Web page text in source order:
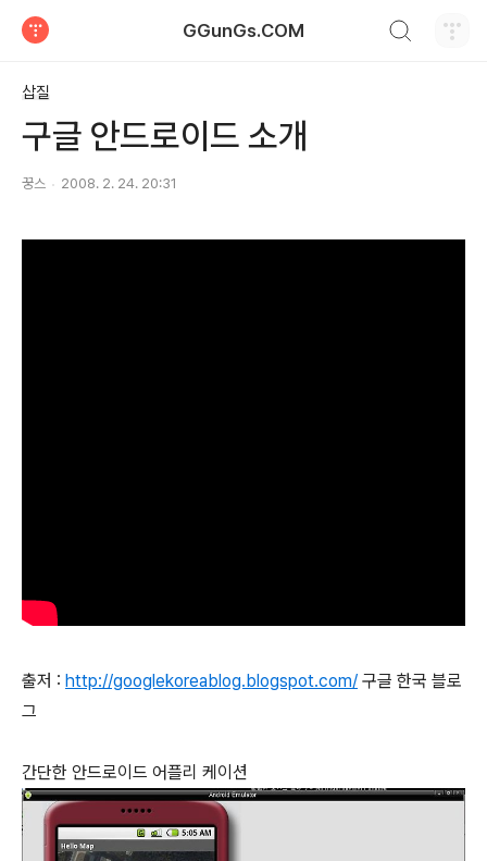
GGunGs.COM
삽질
구글 안드로이드 소개
꿍스 2008. 2. 24. 20:31
출저 : http://googlekoreablog.blogspot.com/ 구글 한국 블로
그
간단한 안드로이드 어플리 케이션